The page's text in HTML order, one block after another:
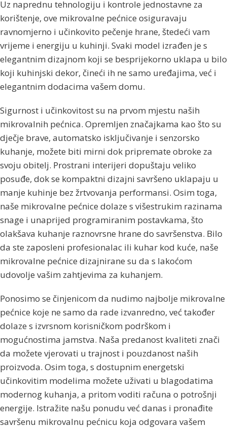
Uz naprednu tehnologiju i kontrole jednostavne za
korištenje, ove mikrovalne pećnice osiguravaju
ravnomjerno i učinkovito pečenje hrane, štedeći vam
vrijeme i energiju u kuhinji. Svaki model izrađen je s
elegantnim dizajnom koji se besprijekorno uklapa u bilo
koji kuhinjski dekor, čineći ih ne samo uređajima, već i
elegantnim dodacima vašem domu.
Sigurnost i učinkovitost su na prvom mjestu naših
mikrovalnih pećnica. Opremljen značajkama kao što su
dječje brave, automatsko isključivanje i senzorsko
kuhanje, možete biti mirni dok pripremate obroke za
svoju obitelj. Prostrani interijeri dopuštaju veliko
posuđe, dok se kompaktni dizajni savršeno uklapaju u
manje kuhinje bez žrtvovanja performansi. Osim toga,
naše mikrovalne pećnice dolaze s višestrukim razinama
snage i unaprijed programiranim postavkama, što
olakšava kuhanje raznovrsne hrane do savršenstva. Bilo
da ste zaposleni profesionalac ili kuhar kod kuće, naše
mikrovalne pećnice dizajnirane su da s lakoćom
udovolje vašim zahtjevima za kuhanjem.
Ponosimo se činjenicom da nudimo najbolje mikrovalne
pećnice koje ne samo da rade izvanredno, već također
dolaze s izvrsnom korisničkom podrškom i
mogućnostima jamstva. Naša predanost kvaliteti znači
da možete vjerovati u trajnost i pouzdanost naših
proizvoda. Osim toga, s dostupnim energetski
učinkovitim modelima možete uživati ​​u blagodatima
modernog kuhanja, a pritom voditi računa o potrošnji
energije. Istražite našu ponudu već danas i pronađite
savršenu mikrovalnu pećnicu koja odgovara vašem